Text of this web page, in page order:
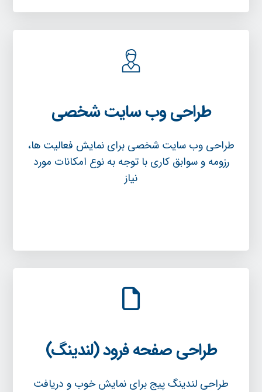
طراحی وب سایت شخصی
طراحی وب سایت شخصی برای نمایش فعالیت ها،
رزومه و سوابق کاری با توجه به نوع امکانات مورد
نیاز
طراحی صفحه فرود (لندینگ)
طراحی لندینگ پیج برای نمایش خوب و دریافت